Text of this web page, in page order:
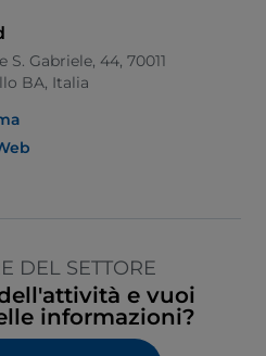
S. Gabriele, 44, 70011
BA, Italia
DEL SETTORE
e vuoi
informazioni?